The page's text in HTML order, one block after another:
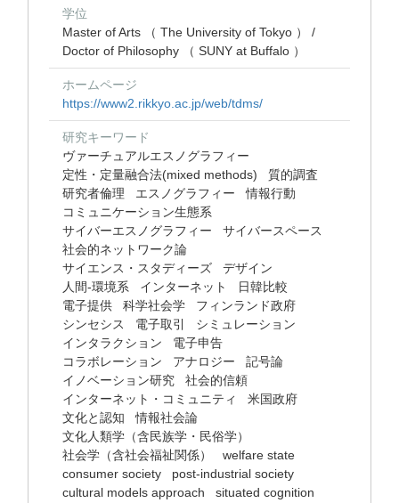
学位
Master of Arts （ The University of Tokyo ） /
Doctor of Philosophy （ SUNY at Buffalo ）
ホームページ
https://www2.rikkyo.ac.jp/web/tdms/
研究キーワード
ヴァーチュアルエスノグラフィー
定性・定量融合法(mixed methods)
質的調査
研究者倫理
エスノグラフィー
情報行動
コミュニケーション生態系
サイバーエスノグラフィー
サイバースペース
社会的ネットワーク論
サイエンス・スタディーズ
デザイン
人間-環境系
インターネット
日韓比較
電子提供
科学社会学
フィンランド政府
シンセシス
電子取引
シミュレーション
インタラクション
電子申告
コラボレーション
アナロジー
記号論
イノベーション研究
社会的信頼
インターネット・コミュニティ
米国政府
文化と認知
情報社会論
文化人類学（含民族学・民俗学）
社会学（含社会福祉関係）
welfare state
consumer society
post-industrial society
cultural models approach
situated cognition